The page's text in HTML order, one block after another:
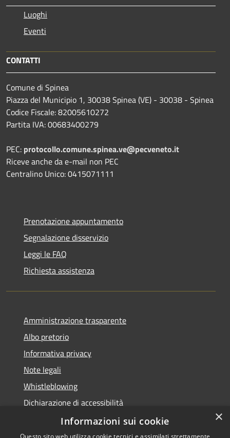
Luoghi
Eventi
CONTATTI
Comune di Spinea
Piazza del Municipio 1, 30038 Spinea (VE) - 30038 - Spinea
Codice Fiscale: 82005610272
Partita IVA: 00683400279
PEC: protocollo.comune.spinea.ve@pecveneto.it
Riceve anche da e-mail non PEC
Centralino Unico: 0415071111
Prenotazione appuntamento
Segnalazione disservizio
Leggi le FAQ
Richiesta assistenza
Amministrazione trasparente
Albo pretorio
Informativa privacy
Note legali
Whistleblowing
Dichiarazione di accessibilità
Obiettivi di accessibilità
×
Informazioni sui cookie
Questo sito web utilizza cookie tecnici e assimilati strettamente